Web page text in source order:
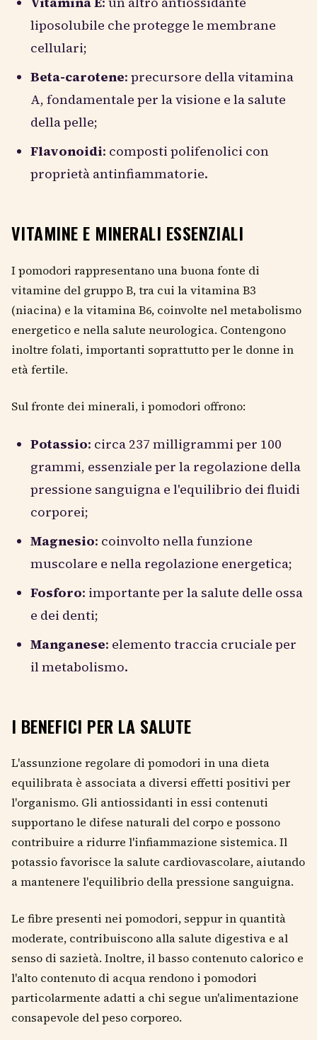
liposolubile che protegge le membrane
cellulari;
Beta-carotene: precursore della vitamina
A, fondamentale per la visione e la salute
della pelle;
Flavonoidi: composti polifenolici con
proprietà antinfiammatorie.
VITAMINE E MINERALI ESSENZIALI
I pomodori rappresentano una buona fonte di
vitamine del gruppo B, tra cui la vitamina B3
(niacina) e la vitamina B6, coinvolte nel metabolismo
energetico e nella salute neurologica. Contengono
inoltre folati, importanti soprattutto per le donne in
età fertile.
Sul fronte dei minerali, i pomodori offrono:
Potassio: circa 237 milligrammi per 100
grammi, essenziale per la regolazione della
pressione sanguigna e l'equilibrio dei fluidi
corporei;
Magnesio: coinvolto nella funzione
muscolare e nella regolazione energetica;
Fosforo: importante per la salute delle ossa
e dei denti;
Manganese: elemento traccia cruciale per
il metabolismo.
I BENEFICI PER LA SALUTE
L'assunzione regolare di pomodori in una dieta
equilibrata è associata a diversi effetti positivi per
l'organismo. Gli antiossidanti in essi contenuti
supportano le difese naturali del corpo e possono
contribuire a ridurre l'infiammazione sistemica. Il
potassio favorisce la salute cardiovascolare, aiutando
a mantenere l'equilibrio della pressione sanguigna.
Le fibre presenti nei pomodori, seppur in quantità
moderate, contribuiscono alla salute digestiva e al
senso di sazietà. Inoltre, il basso contenuto calorico e
l'alto contenuto di acqua rendono i pomodori
particolarmente adatti a chi segue un'alimentazione
consapevole del peso corporeo.